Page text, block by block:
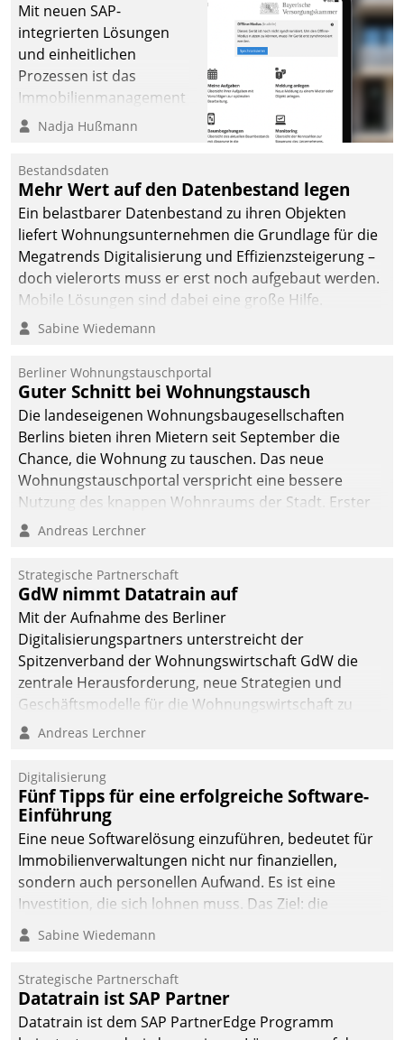
Mit neuen SAP-
integrierten Lösungen
und einheitlichen
Prozessen ist das
Immobilienmanagement
der Bayerischen
Ressort Kapitalanlage für
künftige Aufgaben und
Herausforderungen
gerüstet.
Nadja Hußmann
Bestandsdaten
Mehr Wert auf den Datenbestand legen
Ein belastbarer Datenbestand zu ihren Objekten
liefert Wohnungsunternehmen die Grundlage für die
Megatrends Digitalisierung und Effizienzsteigerung –
doch vielerorts muss er erst noch aufgebaut werden.
Mobile Lösungen sind dabei eine große Hilfe.
Sabine Wiedemann
Berliner Wohnungstauschportal
Guter Schnitt bei Wohnungstausch
Die landeseigenen Wohnungsbaugesellschaften
Berlins bieten ihren Mietern seit September die
Chance, die Wohnung zu tauschen. Das neue
Wohnungstauschportal verspricht eine bessere
Nutzung des knappen Wohnraums der Stadt. Erster
Anwendungsfall für Datatrains Lösung API-Hub mit
Unternehmen.
Andreas Lerchner
Strategische Partnerschaft
GdW nimmt Datatrain auf
Mit der Aufnahme des Berliner
Digitalisierungspartners unterstreicht der
Spitzenverband der Wohnungswirtschaft GdW die
zentrale Herausforderung, neue Strategien und
Geschäftsmodelle für die Wohnungswirtschaft zu
entwickeln.
Andreas Lerchner
Digitalisierung
Fünf Tipps für eine erfolgreiche Software-
Einführung
Eine neue Softwarelösung einzuführen, bedeutet für
Immobilienverwaltungen nicht nur finanziellen,
sondern auch personellen Aufwand. Es ist eine
Investition, die sich lohnen muss. Das Ziel: die
nachhaltige Optimierung der Geschäftsabläufe. Damit
dieses Ziel erreicht wird, sollten einige Grundregeln
Sabine Wiedemann
Strategische Partnerschaft
Datatrain ist SAP Partner
Datatrain ist dem SAP PartnerEdge Programm